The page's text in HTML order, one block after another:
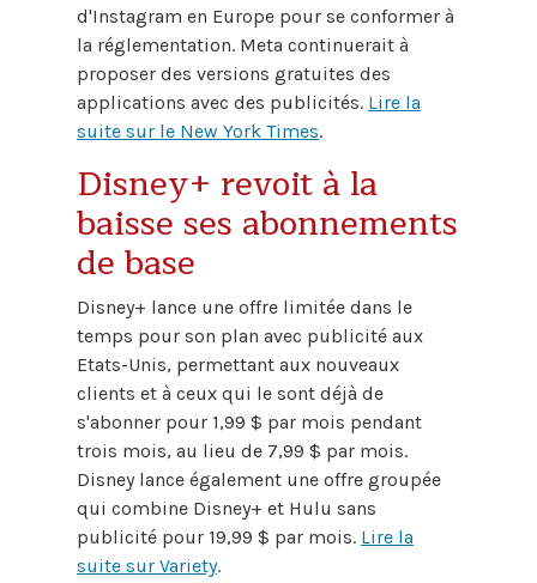
d'Instagram en Europe pour se conformer à
la réglementation. Meta continuerait à
proposer des versions gratuites des
applications avec des publicités. Lire la
suite sur le New York Times.
Disney+ revoit à la
baisse ses abonnements
de base
Disney+ lance une offre limitée dans le
temps pour son plan avec publicité aux
Etats-Unis, permettant aux nouveaux
clients et à ceux qui le sont déjà de
s'abonner pour 1,99 $ par mois pendant
trois mois, au lieu de 7,99 $ par mois.
Disney lance également une offre groupée
qui combine Disney+ et Hulu sans
publicité pour 19,99 $ par mois. Lire la
suite sur Variety.